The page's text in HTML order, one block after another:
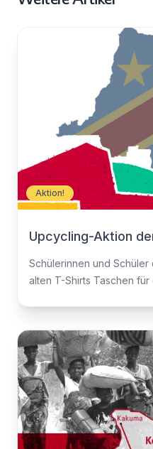
Aktion!
Upcycling-Aktion
Schülerinnen und Schüler
alten T-Shirts Taschen